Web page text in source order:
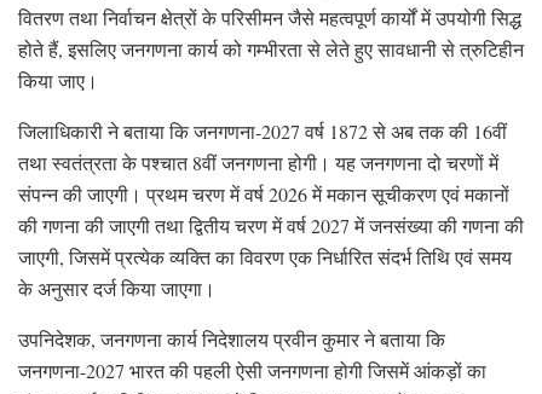
वितरण तथा निर्वाचन क्षेत्रों के परिसीमन जैसे महत्वपूर्ण कार्यों में उपयोगी सिद्ध
होते हैं, इसलिए जनगणना कार्य को गम्भीरता से लेते हुए सावधानी से त्रुटिहीन
किया जाए।
जिलाधिकारी ने बताया कि जनगणना-2027 वर्ष 1872 से अब तक की 16वीं
तथा स्वतंत्रता के पश्चात 8वीं जनगणना होगी। यह जनगणना दो चरणों में
संपन्न की जाएगी। प्रथम चरण में वर्ष 2026 में मकान सूचीकरण एवं मकानों
की गणना की जाएगी तथा द्वितीय चरण में वर्ष 2027 में जनसंख्या की गणना की
जाएगी, जिसमें प्रत्येक व्यक्ति का विवरण एक निर्धारित संदर्भ तिथि एवं समय
के अनुसार दर्ज किया जाएगा।
उपनिदेशक, जनगणना कार्य निदेशालय प्रवीन कुमार ने बताया कि
जनगणना-2027 भारत की पहली ऐसी जनगणना होगी जिसमें आंकड़ों का